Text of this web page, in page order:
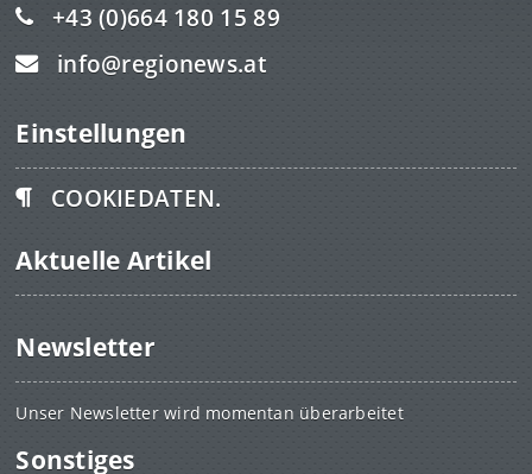
+43 (0)664 180 15 89
info@regionews.at
Einstellungen
COOKIEDATEN.
Aktuelle Artikel
Newsletter
Unser Newsletter wird momentan überarbeitet
Sonstiges